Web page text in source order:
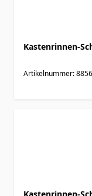
Kastenrinnen-
Artikelnummer: